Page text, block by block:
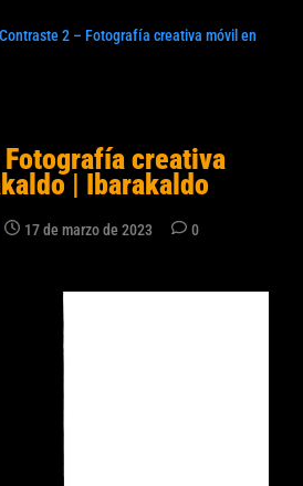
Contraste 2 – Fotografía creativa móvil en
creativa
| Ibarakaldo
17 de marzo de 2023 0